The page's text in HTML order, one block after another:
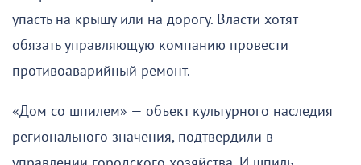
упасть на крышу или на дорогу. Власти хотят
обязать управляющую компанию провести
противоаварийный ремонт.
«Дом со шпилем» — объект культурного наследия
регионального значения, подтвердили в